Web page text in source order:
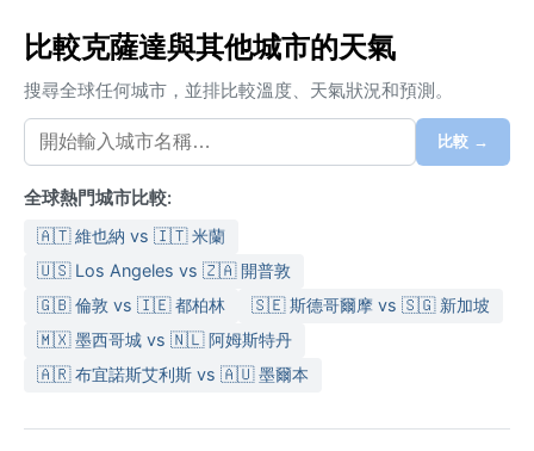
比較克薩達與其他城市的天氣
搜尋全球任何城市，並排比較溫度、天氣狀況和預測。
比較 →
全球熱門城市比較:
🇦🇹 維也納 vs 🇮🇹 米蘭
🇺🇸 Los Angeles vs 🇿🇦 開普敦
🇬🇧 倫敦 vs 🇮🇪 都柏林
🇸🇪 斯德哥爾摩 vs 🇸🇬 新加坡
🇲🇽 墨西哥城 vs 🇳🇱 阿姆斯特丹
🇦🇷 布宜諾斯艾利斯 vs 🇦🇺 墨爾本